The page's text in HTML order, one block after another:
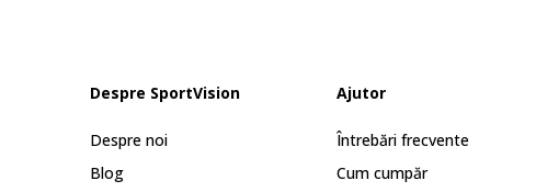
Despre SportVision
Despre noi
Blog
Ajutor
Întrebări frecvente
Cum cumpăr